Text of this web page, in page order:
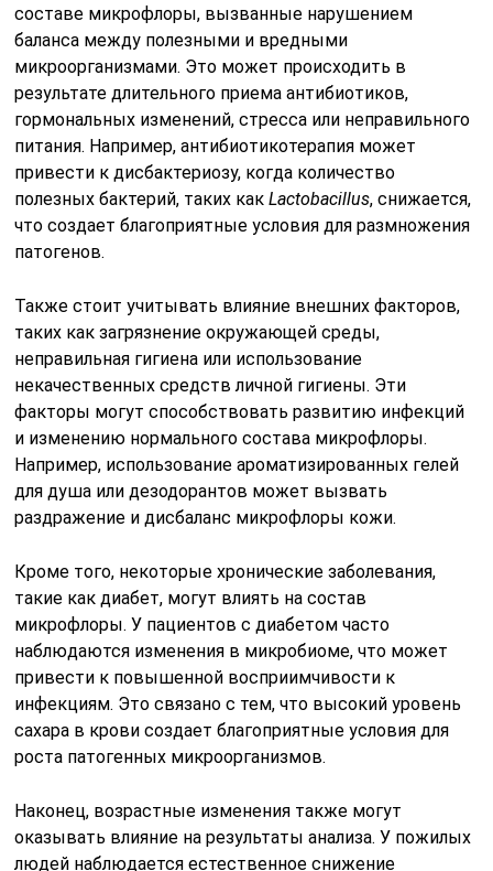
составе микрофлоры, вызванные нарушением
баланса между полезными и вредными
микроорганизмами. Это может происходить в
результате длительного приема антибиотиков,
гормональных изменений, стресса или неправильного
питания. Например, антибиотикотерапия может
привести к дисбактериозу, когда количество
полезных бактерий, таких какLactobacillus, снижается,
что создает благоприятные условия для размножения
патогенов.
Также стоит учитывать влияние внешних факторов,
таких как загрязнение окружающей среды,
неправильная гигиена или использование
некачественных средств личной гигиены. Эти
факторы могут способствовать развитию инфекций
и изменению нормального состава микрофлоры.
Например, использование ароматизированных гелей
для душа или дезодорантов может вызвать
раздражение и дисбаланс микрофлоры кожи.
Кроме того, некоторые хронические заболевания,
такие как диабет, могут влиять на состав
микрофлоры. У пациентов с диабетом часто
наблюдаются изменения в микробиоме, что может
привести к повышенной восприимчивости к
инфекциям. Это связано с тем, что высокий уровень
сахара в крови создает благоприятные условия для
роста патогенных микроорганизмов.
Наконец, возрастные изменения также могут
оказывать влияние на результаты анализа. У пожилых
людей наблюдается естественное снижение